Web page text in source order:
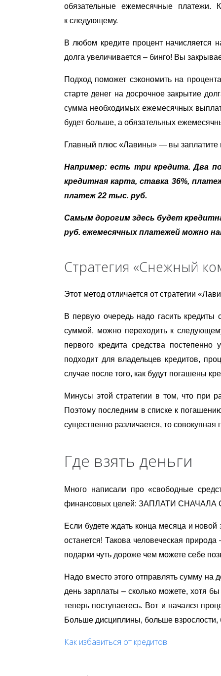
обязательные ежемесячные платежи.
к следующему.
В любом кредите процент начисляется
долга увеличивается – бинго! Вы
Подход поможет сэкономить на
старте денег на досрочное закрытие
сумма необходимых ежемесячных
будет больше, а обязательных
Главный плюс «Лавины» — вы
Например: есть три кредита. Два
кредитная карта, ставка 36%,
платеж 22 тыс. руб.
Самым дорогим здесь будет
руб. ежемесячных платежей можно
Стратегия «Снежный
Этот метод отличается от стратегии
В первую очередь надо гасить
суммой, можно переходить к
первого кредита средства
подходит для владельцев кредитов,
случае после того, как будут погашены
Минусы этой стратегии в том, что при
Поэтому последним в списке к
существенно различается, то
Где взять деньги
Много написали про «свободные
финансовых целей: ЗАПЛАТИ СНАЧАЛА
Если будете ждать конца месяца и новой
останется! Такова человеческая
подарки чуть дороже чем можете себе
Надо вместо этого отправлять сумму на
день зарплаты – сколько можете, хотя
теперь поступаетесь. Вот и начался
Больше дисциплины, больше взрослости,
Как избавиться от кредитов